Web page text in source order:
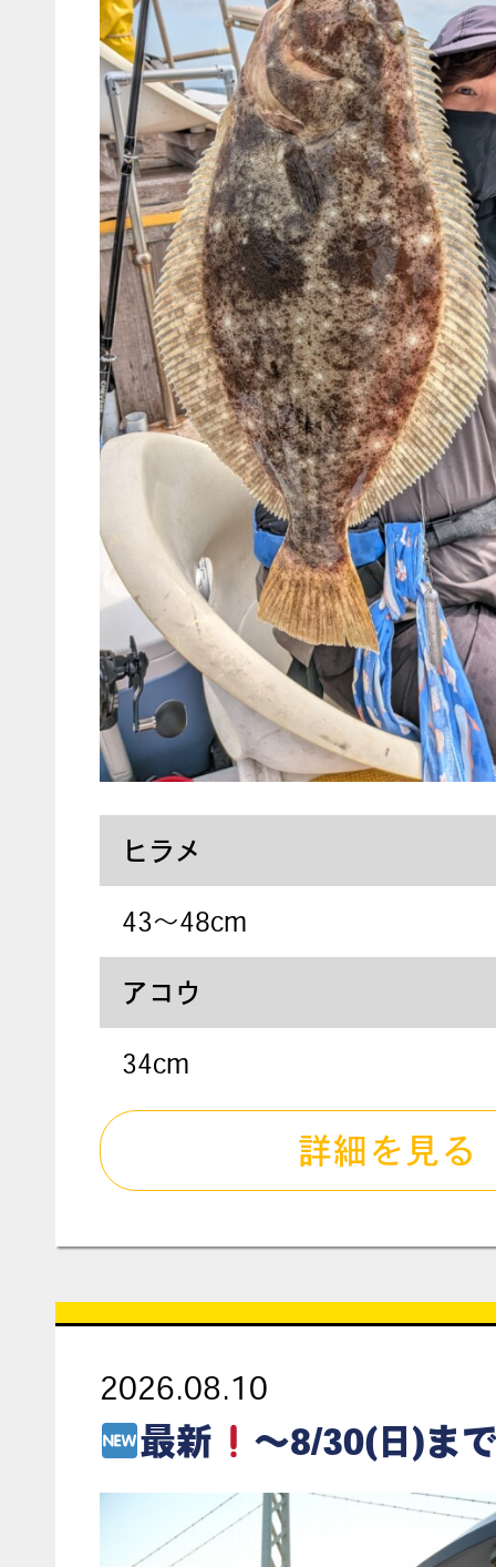
ヒラメ
43〜48cm
アコウ
34cm
詳細を見る
2026.08.10
最新 ～8/30(日)ま